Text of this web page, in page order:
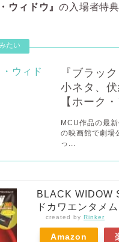
ウィドウ』の入場者特
『ブラッ
小ネタ、
【ホーク
MCU作品の最
の映画館で劇場
っ...
BLACK WIDOW
ドカワエンタメム
created by Rinker
Amazon